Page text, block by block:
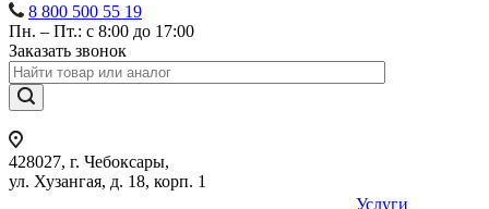
8 800 500 55 19
Пн. – Пт.: с 8:00 до 17:00
Заказать звонок
428027, г. Чебоксары,
ул. Хузангая, д. 18, корп. 1
Услуги